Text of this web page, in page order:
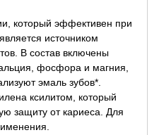
который эффективен при
источником
В состав включены
фосфора и магния,
эмаль зубов*.
ксилитом, который
защиту от кариеса. Для